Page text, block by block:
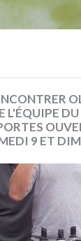
L'ÉQUIPE
9 ET